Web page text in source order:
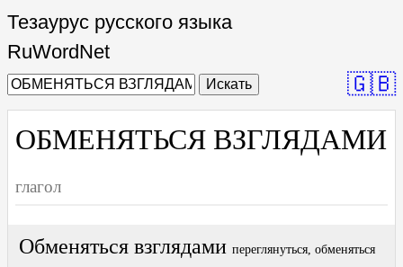
Тезаурус русского языка
RuWordNet
Искать 🇬🇧
ОБМЕНЯТЬСЯ ВЗГЛЯДАМИ
глагол
Обменяться взглядами переглянуться, обменяться